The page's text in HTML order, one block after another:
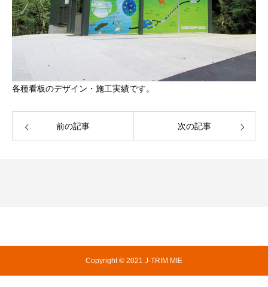
各種看板のデザイン・施工実績です。
前の記事 次の記事
Copyright © 2021 J-TRIM MIE